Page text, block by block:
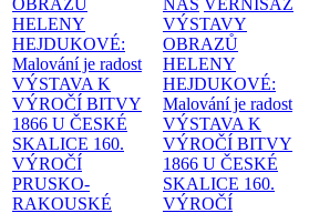
HELENY
HEJDUKOVÉ:
Malování je radost
VÝSTAVA K
VÝROČÍ BITVY
1866 U ČESKÉ
SKALICE 160.
VÝROČÍ
PRUSKO-
RAKOUSKÉ
VÝSTAVY
OBRAZŮ
HELENY
HEJDUKOVÉ:
Malování je radost
VÝSTAVA K
VÝROČÍ BITVY
1866 U ČESKÉ
SKALICE 160.
VÝROČÍ